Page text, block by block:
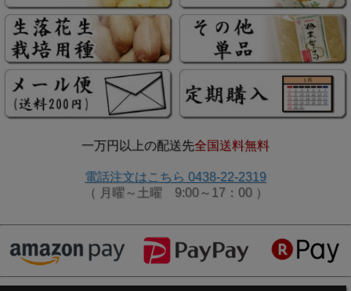
一万円以上の配送先全国送料無料
電話注文はこちら 0438-22-2319
（ 月曜～土曜 9:00～17：00 ）